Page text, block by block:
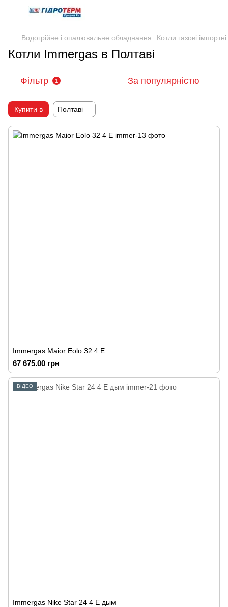
Водогрійне і опалювальне обладнання Котли газові імпортні
Котли Immergas в Полтаві
Фільтр 1 За популярністю
Купити в Полтаві
Immergas Maior Eolo 32 4 E
67 675.00 грн
ВІДЕО
Immergas Nike Star 24 4 E дым